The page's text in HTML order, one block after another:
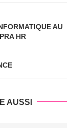
AU
HR
AUSSI